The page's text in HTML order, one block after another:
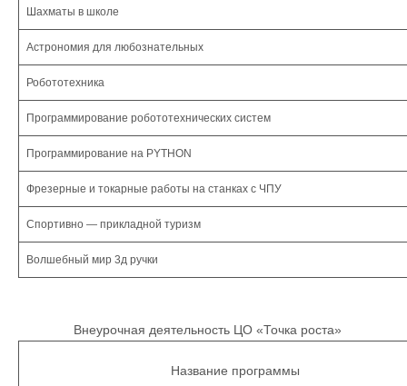
Шахматы в школе
Астрономия для любознательных
Робототехника
Программирование робототехнических систем
Программирование на PYTHON
Фрезерные и токарные работы на станках с ЧПУ
Спортивно — прикладной туризм
Волшебный мир 3д ручки
Внеурочная деятельность ЦО «Точка роста»
Название программы